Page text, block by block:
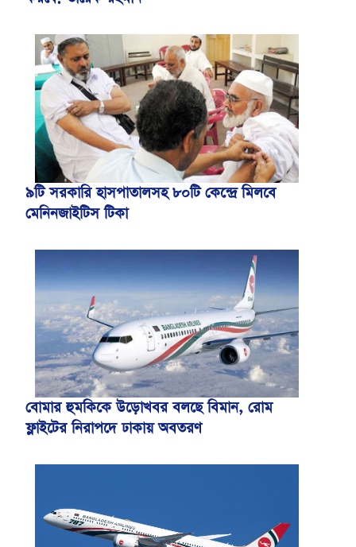
৯টি সরকারি হাসপাতালসহ ৮০টি কেন্দ্রে মিলবে
মেনিনজাইটিস টিকা
বোমার হুমকিকে উড়োখবর বলছে বিমান, রোম
ফ্লাইটের নিরাপদে ঢাকায় অবতরণ